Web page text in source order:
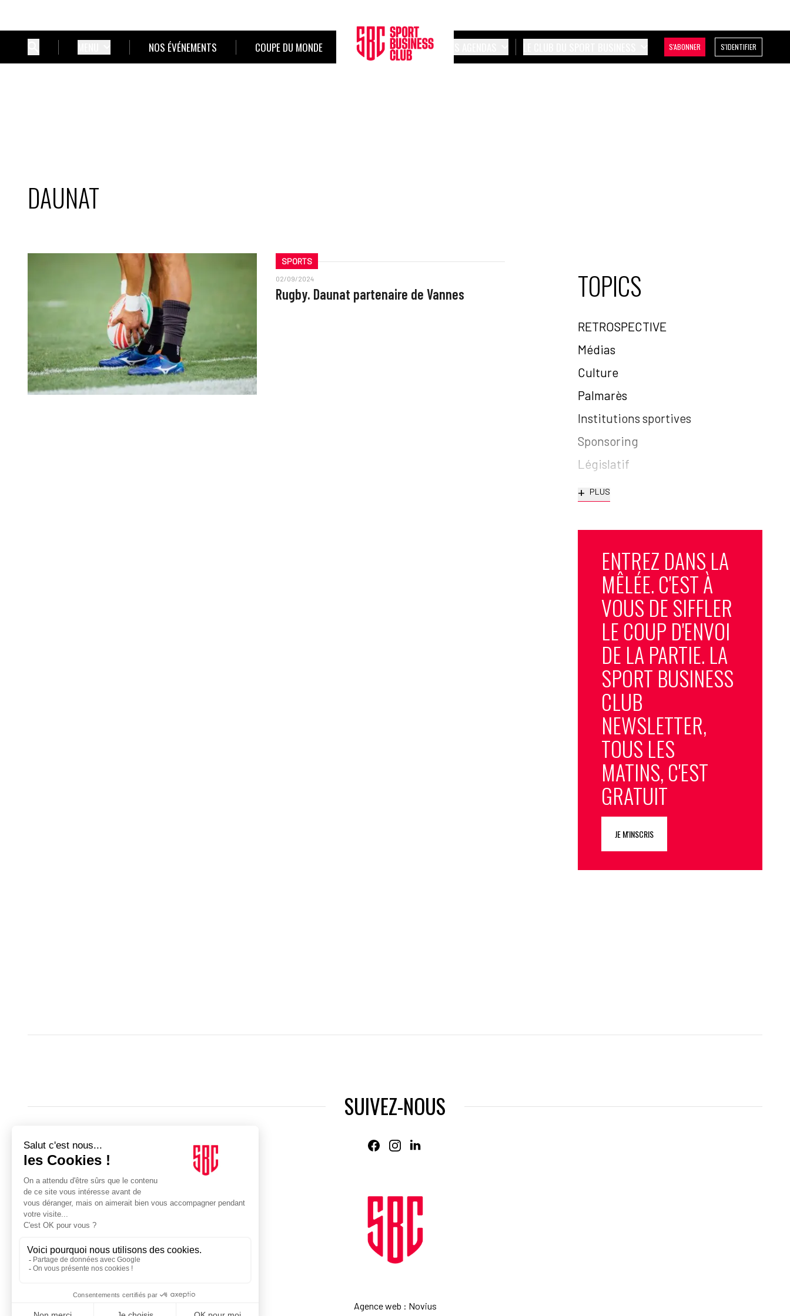
NOS ÉVÉNEMENTS COUPE DU MONDE S'ABONNER S'IDENTIFIER
DAUNAT
SPORTS
02/09/2024
Rugby. Daunat partenaire de Vannes TOPICS
RETROSPECTIVE
Médias
Culture
Palmarès
Institutions sportives
Sponsoring
Législatif
+ PLUS
ENTREZ DANS LA
MÊLÉE. C'EST À
VOUS DE SIFFLER
LE COUP D'ENVOI
DE LA PARTIE. LA
SPORT BUSINESS
CLUB
NEWSLETTER,
TOUS LES
MATINS, C'EST
GRATUIT
JE M'INSCRIS
SUIVEZ-NOUS
Agence web : Novius